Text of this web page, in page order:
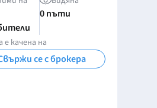
0 пъти
качена на
се с брокера